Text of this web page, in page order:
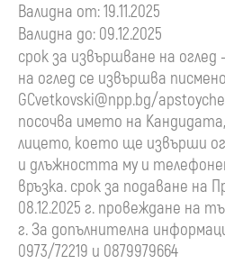
Валидна от: 19.11.2025
Валидна до: 09.12.2025
срок за извършване на оглед
на оглед се извършва
GCvetkovski@npp.bg/
посочва името на
лицето, което ще извърши
и длъжността му и
връзка. срок за подаване на
08.12.2025 г. провеждане на
г. За допълнителна
0973/72219 и 0879979664